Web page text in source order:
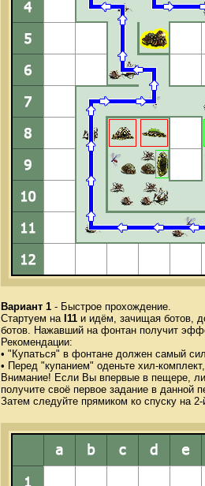
Вариант 1- Быстрое прохождение.
Стартуем на I11и идём, зачищая ботов,
ботов. Нажавший на фонтан получит
Рекомендации:
• "Купаться" в фонтане должен самый
• Перед "купанием" оденьте хил-
Внимание! Если Вы впервые в пещере,
получите своё первое задание в данной
Затем следуйте прямиком ко спуску на 2-